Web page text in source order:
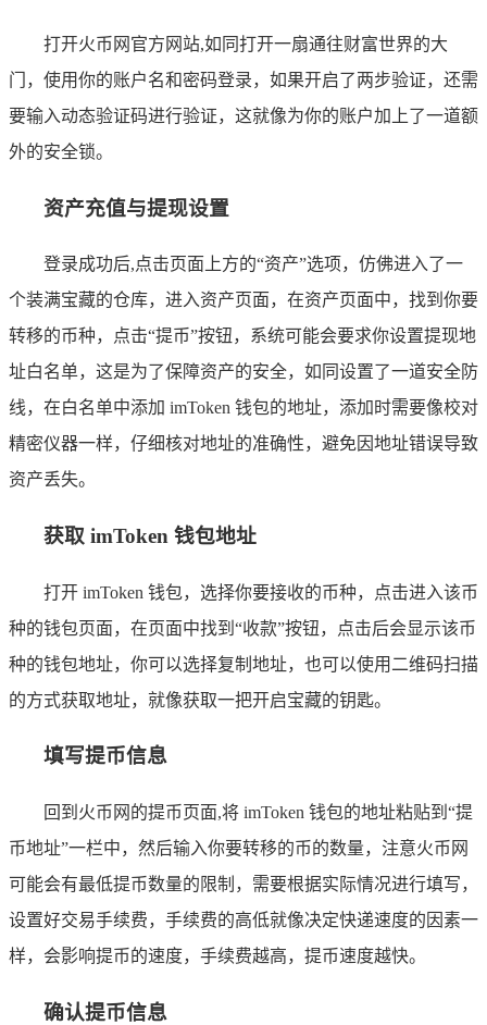
打开火币网官方网站,如同打开一扇通往财富世界的大
门，使用你的账户名和密码登录，如果开启了两步验证，还需
要输入动态验证码进行验证，这就像为你的账户加上了一道额
外的安全锁。
资产充值与提现设置
登录成功后,点击页面上方的“资产”选项，仿佛进入了一
个装满宝藏的仓库，进入资产页面，在资产页面中，找到你要
转移的币种，点击“提币”按钮，系统可能会要求你设置提现地
址白名单，这是为了保障资产的安全，如同设置了一道安全防
线，在白名单中添加 imToken 钱包的地址，添加时需要像校对
精密仪器一样，仔细核对地址的准确性，避免因地址错误导致
资产丢失。
获取 imToken 钱包地址
打开 imToken 钱包，选择你要接收的币种，点击进入该币
种的钱包页面，在页面中找到“收款”按钮，点击后会显示该币
种的钱包地址，你可以选择复制地址，也可以使用二维码扫描
的方式获取地址，就像获取一把开启宝藏的钥匙。
填写提币信息
回到火币网的提币页面,将 imToken 钱包的地址粘贴到“提
币地址”一栏中，然后输入你要转移的币的数量，注意火币网
可能会有最低提币数量的限制，需要根据实际情况进行填写，
设置好交易手续费，手续费的高低就像决定快递速度的因素一
样，会影响提币的速度，手续费越高，提币速度越快。
确认提币信息